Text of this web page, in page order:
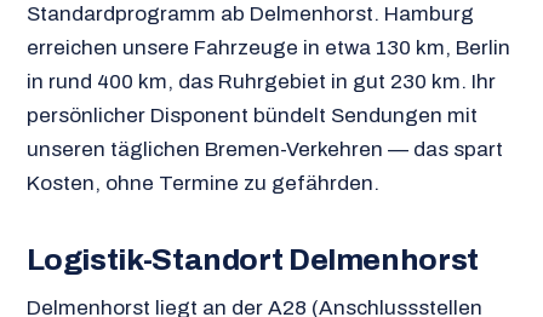
Standardprogramm ab Delmenhorst. Hamburg
erreichen unsere Fahrzeuge in etwa 130 km, Berlin
in rund 400 km, das Ruhrgebiet in gut 230 km. Ihr
persönlicher Disponent bündelt Sendungen mit
unseren täglichen Bremen-Verkehren — das spart
Kosten, ohne Termine zu gefährden.
Logistik-Standort Delmenhorst
Delmenhorst liegt an der A28 (Anschlussstellen